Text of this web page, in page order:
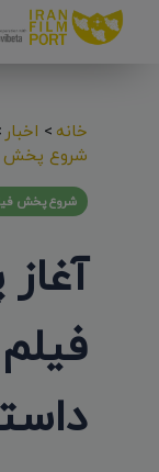
خانه> اخبار
شروع پخش
شروع پخش